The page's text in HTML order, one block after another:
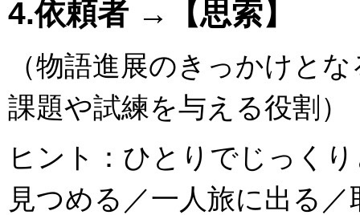
4.依頼者 →【思索】
（物語進展のきっかけと
課題や試練を与える役割）
ヒント：ひとりでじっく
見つめる／一人旅に出る